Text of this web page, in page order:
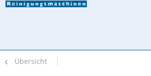
Übersicht